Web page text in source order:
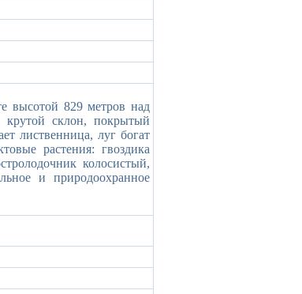
высотой 829 метров над
крутой склон, покрытый
лиственница, луг богат
растения: гвоздика
колосистый,
и природоохранное